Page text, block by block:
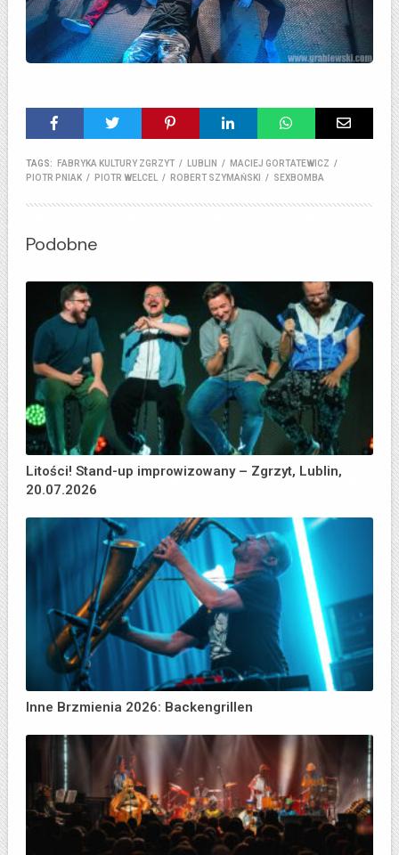
TAGS: FABRYKA KULTURY ZGRZYT / LUBLIN / MACIEJ GORTATEWICZ /
PIOTR PNIAK / PIOTR WELCEL / ROBERT SZYMAŃSKI / SEXBOMBA
Podobne
Litości! Stand-up improwizowany – Zgrzyt, Lublin,
20.07.2026
Inne Brzmienia 2026: Backengrillen